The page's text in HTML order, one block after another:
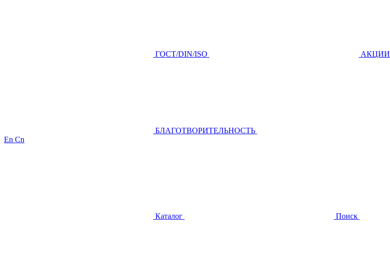
ГOCТ/DIN/ISO АКЦИИ
БЛАГОТВОРИТЕЛЬНОСТЬ
En Cn
Каталог Поиск